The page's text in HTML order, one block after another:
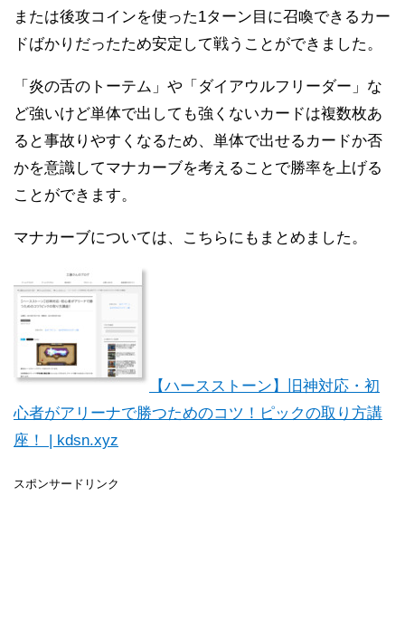
または後攻コインを使った1ターン目に召喚できるカー
ドばかりだったため安定して戦うことができました。
「炎の舌のトーテム」や「ダイアウルフリーダー」な
ど強いけど単体で出しても強くないカードは複数枚あ
ると事故りやすくなるため、単体で出せるカードか否
かを意識してマナカーブを考えることで勝率を上げる
ことができます。
マナカーブについては、こちらにもまとめました。
【ハースストーン】旧神対応・初
心者がアリーナで勝つためのコツ！ピックの取り方講
座！ | kdsn.xyz
スポンサードリンク